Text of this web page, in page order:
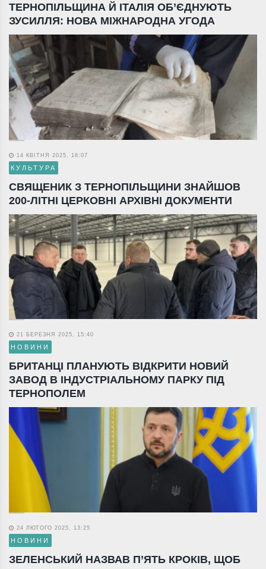
ТЕРНОПІЛЬЩИНА Й ІТАЛІЯ ОБ’ЄДНУЮТЬ
ЗУСИЛЛЯ: НОВА МІЖНАРОДНА УГОДА
14 КВІТНЯ 2025, 18:07
КУЛЬТУРА
СВЯЩЕНИК З ТЕРНОПІЛЬЩИНИ ЗНАЙШОВ
200-ЛІТНІ ЦЕРКОВНІ АРХІВНІ ДОКУМЕНТИ
21 БЕРЕЗНЯ 2025, 15:40
НОВИНИ
БРИТАНЦІ ПЛАНУЮТЬ ВІДКРИТИ НОВИЙ
ЗАВОД В ІНДУСТРІАЛЬНОМУ ПАРКУ ПІД
ТЕРНОПОЛЕМ
24 ЛЮТОГО 2025, 13:25
НОВИНИ
ЗЕЛЕНСЬКИЙ НАЗВАВ П’ЯТЬ КРОКІВ, ЩОБ